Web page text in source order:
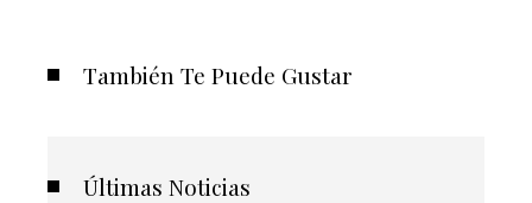
También Te Puede Gustar
Últimas Noticias